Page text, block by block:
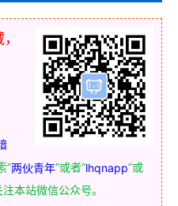
“两伙青年”或者“lhqnapp”或
本站微信公众号。